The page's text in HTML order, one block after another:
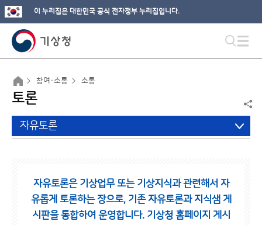
이 누리집은 대한민국 공식 전자정부 누리집입니다.
참여·소통 소통
토론
자유토론
자유토론은 기상업무 또는 기상지식과 관련해서 자
유롭게 토론하는 장으로, 기존 자유토론과 지식샘 게
시판을 통합하여 운영합니다. 기상청 홈페이지 게시